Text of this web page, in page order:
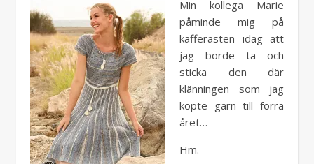
Min kollega Marie
påminde mig på
kafferasten idag att
jag borde ta och
sticka den där
klänningen som jag
köpte garn till förra
året…
Hm.